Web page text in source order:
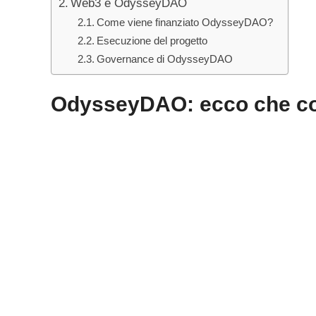
Come viene finanziato OdysseyDAO?
Esecuzione del progetto
Governance di OdysseyDAO
OdysseyDAO: ecco che